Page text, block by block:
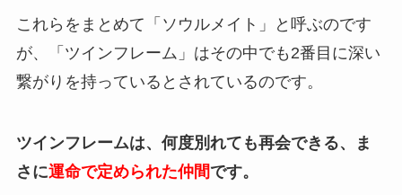
これらをまとめて「ソウルメイト」と呼ぶのです
が、「ツインフレーム」はその中でも2番目に深い
繋がりを持っているとされているのです。
ツインフレームは、何度別れても再会できる、ま
さに運命で定められた仲間です。